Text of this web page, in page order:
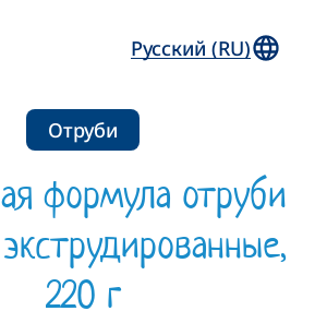
Русский (RU)
Отруби
формула отруби
220 г